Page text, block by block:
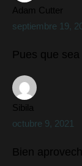
Adam Cutter
septiembre 19,
Pues que
Sibila
octubre 9, 2021
Bien